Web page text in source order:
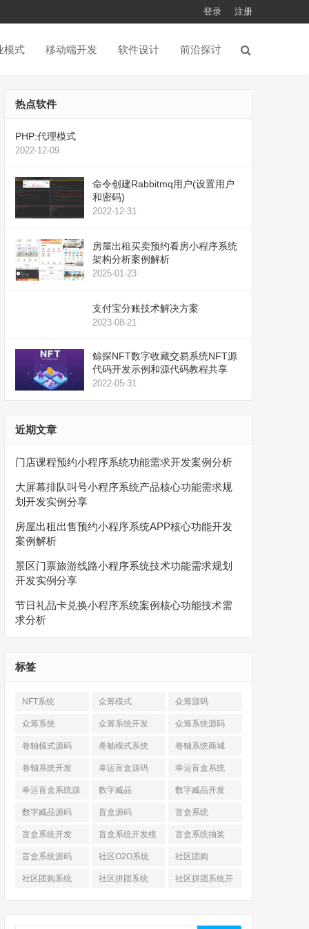
登录 注册
模式 移动端开发 软件设计 前沿探讨
热点软件
PHP:代理模式
2022-12-09
命令创建Rabbitmq用户(设置用户
和密码)
2022-12-31
房屋出租买卖预约看房小程序系统
架构分析案例解析
2025-01-23
支付宝分账技术解决方案
2023-08-21
鲸探NFT数字收藏交易系统NFT源
代码开发示例和源代码教程共享
2022-05-31
近期文章
门店课程预约小程序系统功能需求开发案例分析
大屏幕排队叫号小程序系统产品核心功能需求规
划开发实例分享
房屋出租出售预约小程序系统APP核心功能开发
案例解析
景区门票旅游线路小程序系统技术功能需求规划
开发实例分享
节日礼品卡兑换小程序系统案例核心功能技术需
求分析
标签
NFT系统 众筹模式 众筹源码
众筹系统 众筹系统开发 众筹系统源码
卷轴模式源码 卷轴模式系统 卷轴系统商城
卷轴系统开发 幸运盲盒源码 幸运盲盒系统
幸运盲盒系统源
码
数字臧品 数字臧品开发
数字臧品源码 盲盒源码 盲盒系统
盲盒系统开发
盲盒系统开发模
式
盲盒系统抽奖
盲盒系统源码 社区O2O系统 社区团购
社区团购系统 社区拼团系统
社区拼团系统开